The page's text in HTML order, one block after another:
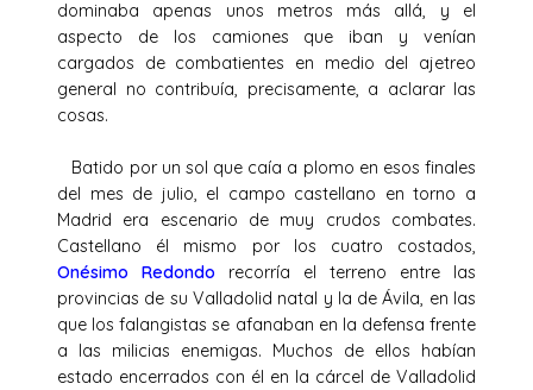
dominaba apenas unos metros más allá, y el
aspecto de los camiones que iban y venían
cargados de combatientes en medio del ajetreo
general no contribuía, precisamente, a aclarar las
cosas.
Batido por un sol que caía a plomo en esos finales
del mes de julio, el campo castellano en torno a
Madrid era escenario de muy crudos combates.
Castellano él mismo por los cuatro costados,
Onésimo Redondo recorría el terreno entre las
provincias de su Valladolid natal y la de Ávila, en las
que los falangistas se afanaban en la defensa frente
a las milicias enemigas. Muchos de ellos habían
estado encerrados con él en la cárcel de Valladolid